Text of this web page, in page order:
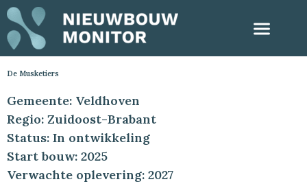
De Musketiers
Gemeente: Veldhoven
Regio: Zuidoost-Brabant
Status: In ontwikkeling
Start bouw: 2025
Verwachte oplevering: 2027